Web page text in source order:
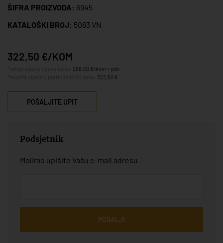
ŠIFRA PROIZVODA: 6945
KATALOŠKI BROJ: 5083 VN
322,50 €/KOM
258,00 €/kom + pdv
322,50 €
POŠALJITE UPIT
Podsjetnik
Molimo upišite Vašu e-mail adresu
POŠALJI